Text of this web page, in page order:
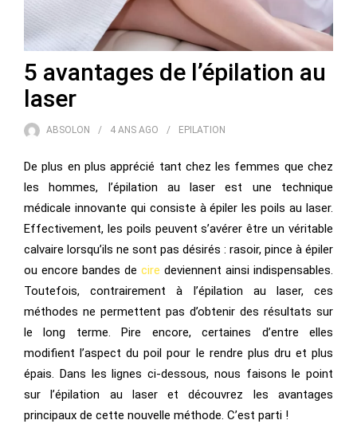
5 avantages de l’épilation au
laser
ABSOLON 4 ANS AGO EPILATION
De plus en plus apprécié tant chez les femmes que chez
les hommes, l’épilation au laser est une technique
médicale innovante qui consiste à épiler les poils au laser.
Effectivement, les poils peuvent s’avérer être un véritable
calvaire lorsqu’ils ne sont pas désirés : rasoir, pince à épiler
ou encore bandes de cire deviennent ainsi indispensables.
Toutefois, contrairement à l’épilation au laser, ces
méthodes ne permettent pas d’obtenir des résultats sur
le long terme. Pire encore, certaines d’entre elles
modifient l’aspect du poil pour le rendre plus dru et plus
épais. Dans les lignes ci-dessous, nous faisons le point
sur l’épilation au laser et découvrez les avantages
principaux de cette nouvelle méthode. C’est parti !